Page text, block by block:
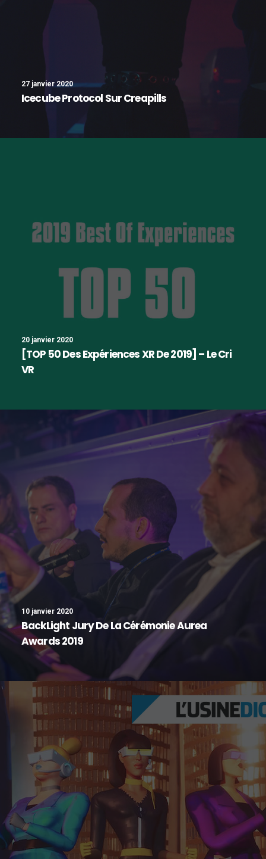
27 janvier 2020
Icecube Protocol Sur Creapills
20 janvier 2020
[TOP 50 Des Expériences XR De 2019] – Le Cri
VR
10 janvier 2020
BackLight Jury De La Cérémonie Aurea
Awards 2019